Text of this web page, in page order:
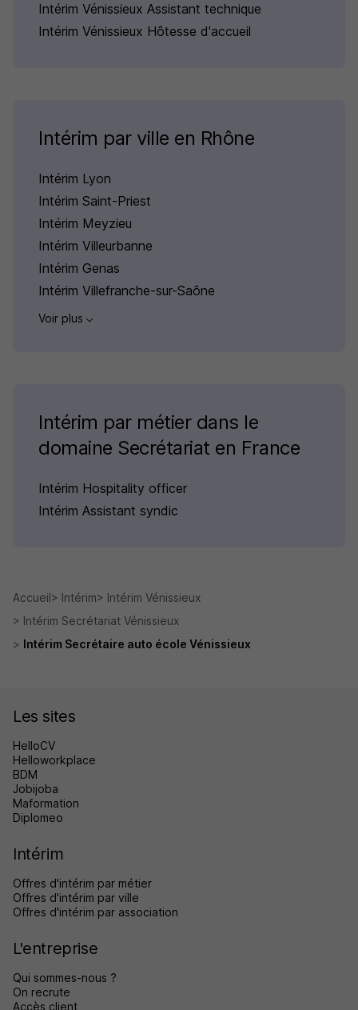
Intérim Vénissieux Assistant technique
Intérim Vénissieux Hôtesse d'accueil
Intérim par ville en Rhône
Intérim Lyon
Intérim Saint-Priest
Intérim Meyzieu
Intérim Villeurbanne
Intérim Genas
Intérim Villefranche-sur-Saône
Voir plus
Intérim par métier dans le
domaine Secrétariat en France
Intérim Hospitality officer
Intérim Assistant syndic
Accueil Intérim
Intérim Vénissieux
Intérim Secrétariat Vénissieux
Intérim Secrétaire auto école Vénissieux
Les sites
HelloCV
Helloworkplace
BDM
Jobijoba
Maformation
Diplomeo
Intérim
Offres d'intérim par métier
Offres d'intérim par ville
Offres d'intérim par association
L'entreprise
Qui sommes-nous ?
On recrute
Accès client